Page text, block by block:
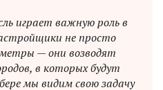
играет важную роль в
не просто
— они возводят
в которых будут
мы видим свою задачу